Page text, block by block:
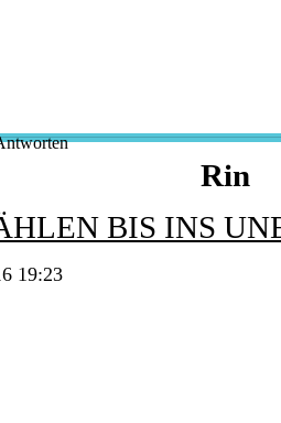
Rin
BIS INS
19:23